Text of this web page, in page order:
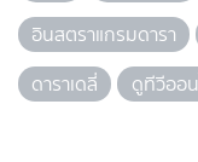
อินสตราแกรมดารา
ดาราเดลี่
ดูทีวีออ